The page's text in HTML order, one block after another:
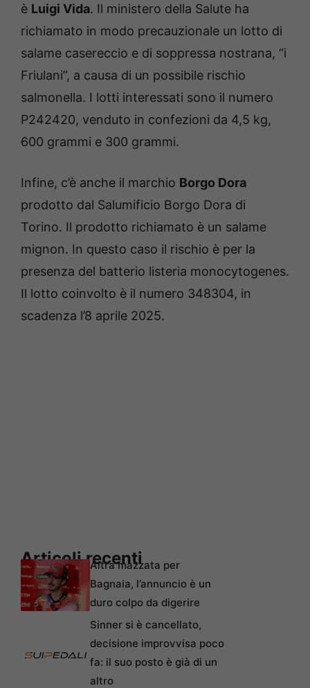
è Luigi Vida. Il ministero della Salute ha
richiamato in modo precauzionale un lotto di
salame casereccio e di soppressa nostrana, “i
Friulani”, a causa di un possibile rischio
salmonella. I lotti interessati sono il numero
P242420, venduto in confezioni da 4,5 kg,
600 grammi e 300 grammi.
Infine, c’è anche il marchio Borgo Dora
prodotto dal Salumificio Borgo Dora di
Torino. Il prodotto richiamato è un salame
mignon. In questo caso il rischio è per la
presenza del batterio listeria monocytogenes.
Il lotto coinvolto è il numero 348304, in
scadenza l’8 aprile 2025.
Articoli recenti
Altra mazzata per
Bagnaia, l’annuncio è un
duro colpo da digerire
Sinner si è cancellato,
decisione improvvisa poco
fa: il suo posto è già di un
altro